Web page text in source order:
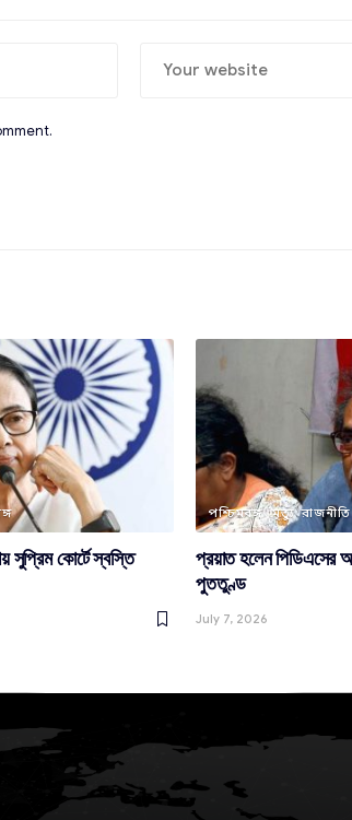
সুপ্রিম কোর্টে স্বস্তি
পশ্চিমবঙ্গ মৃত্যু রাজনীতি
প্রয়াত হলেন পিডিএসের
পুততুণ্ড
July 7, 2026